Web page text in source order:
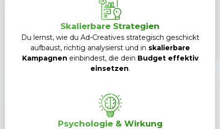
Skalierbare Strategien
Du lernst, wie du Ad-Creatives strategisch geschickt
aufbaust, richtig analysierst und in skalierbare
Kampagnen einbindest, die dein Budget effektiv
einsetzen.
Psychologie & Wirkung